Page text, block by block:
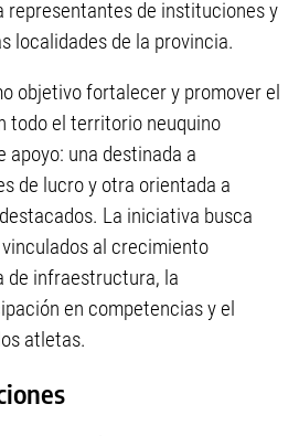
representantes de instituciones y
localidades de la provincia.
objetivo fortalecer y promover el
todo el territorio neuquino
apoyo: una destinada a
de lucro y otra orientada a
La iniciativa busca
al crecimiento
de infraestructura, la
en competencias y el
atletas.